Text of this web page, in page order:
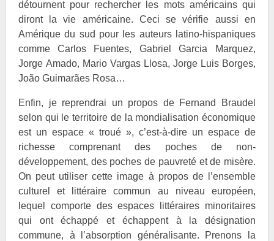
détournent pour rechercher les mots américains qui
diront la vie américaine. Ceci se vérifie aussi en
Amérique du sud pour les auteurs latino-hispaniques
comme Carlos
Fuentes, Gabriel Garcia
Marquez,
Jorge Amado, Mario Vargas Llosa, Jorge Luis Borges,
João Guimarães Rosa…
Enfin, je reprendrai un propos de Fernand
Braudel
selon qui le territoire de la mondialisation économique
est un espace « troué », c’est-à-dire un espace de
richesse comprenant des poches de non-
développement, des poches de pauvreté et de misère.
On peut utiliser cette image à propos de l’ensemble
culturel et littéraire commun au niveau européen,
lequel comporte des espaces littéraires minoritaires
qui ont échappé et échappent à la désignation
commune, à l’absorption généralisante. Prenons la